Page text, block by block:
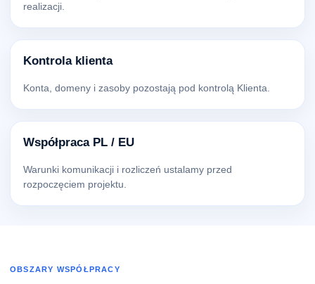
realizacji.
Kontrola klienta
Konta, domeny i zasoby pozostają pod kontrolą Klienta.
Współpraca PL / EU
Warunki komunikacji i rozliczeń ustalamy przed
rozpoczęciem projektu.
OBSZARY WSPÓŁPRACY